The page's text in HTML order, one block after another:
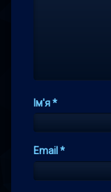
Ім'я*
Email *